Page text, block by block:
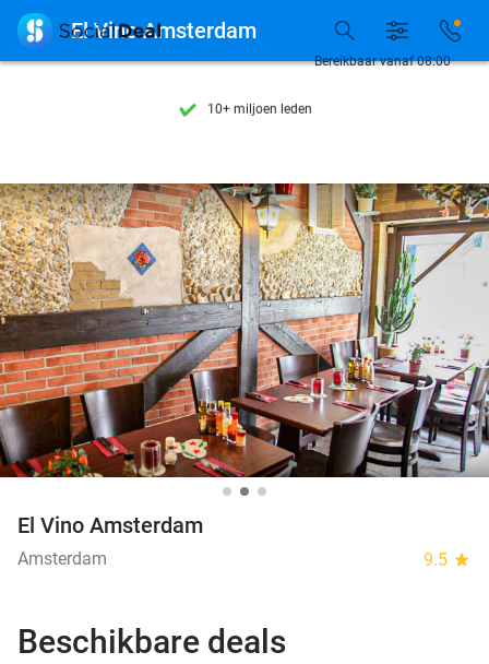
7 dagen per week beschikbaar
10+ miljoen leden
7 dagen per week beschikbaar
10+ miljoen leden
Bereikbaar vanaf 08:00
 El Vino Amsterdam
El Vino Amsterdam
Amsterdam 9.5 star
Beschikbare deals